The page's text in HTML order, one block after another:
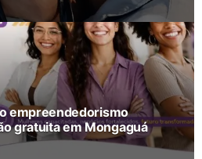
empreendedorismo
gratuita em Mongaguá